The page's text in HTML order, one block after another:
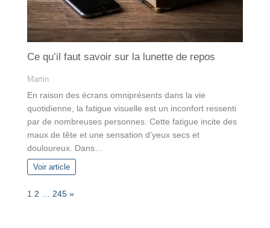
Ce qu’il faut savoir sur la lunette de repos
Martin
En raison des écrans omniprésents dans la vie
quotidienne, la fatigue visuelle est un inconfort ressenti
par de nombreuses personnes. Cette fatigue incite des
maux de tête et une sensation d’yeux secs et
douloureux. Dans…
Voir article
P1 2 245 N
»